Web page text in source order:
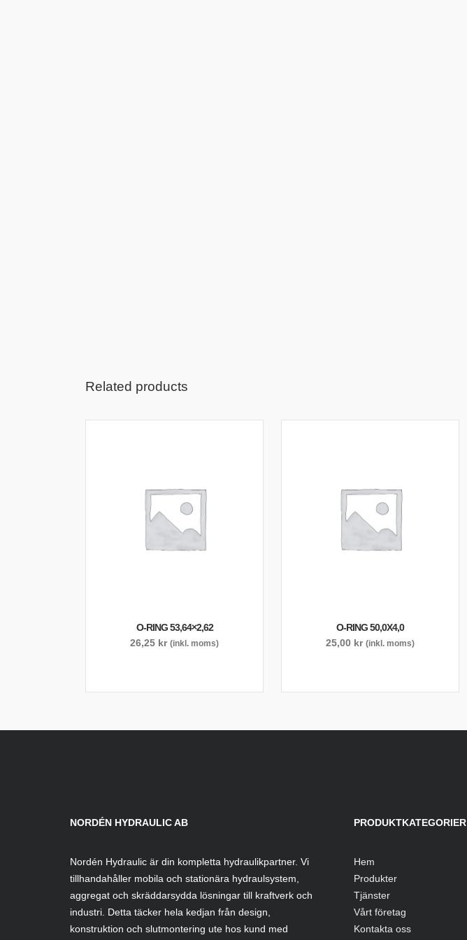
Related products
O-RING 53,64×2,62
26,25 kr (inkl. moms)
O-RING 50,0X4,0
25,00 kr (inkl. moms)
NORDÉN HYDRAULIC AB
Nordén Hydraulic är din kompletta hydraulikpartner. Vi
tillhandahåller mobila och stationära hydraulsystem,
aggregat och skräddarsydda lösningar till kraftverk och
industri. Detta täcker hela kedjan från design,
konstruktion och slutmontering ute hos kund med
PRODUKTKATEGORIER
Hem
Produkter
Tjänster
Vårt företag
Kontakta oss